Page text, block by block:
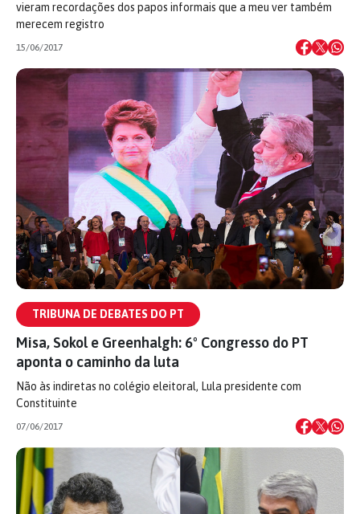
vieram recordações dos papos informais que a meu ver também
merecem registro
15/06/2017
TRIBUNA DE DEBATES DO PT
Misa, Sokol e Greenhalgh: 6º Congresso do PT
aponta o caminho da luta
Não às indiretas no colégio eleitoral, Lula presidente com
Constituinte
07/06/2017